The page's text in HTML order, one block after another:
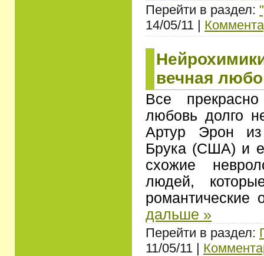
Перейти в раздел:
14/05/11 |
вечная
Все
любовь долго
Артур Эрон из
Брука (США) и
схожие
людей,
дальше »
Перейти в раздел:
11/05/11 |